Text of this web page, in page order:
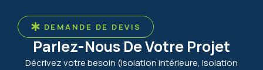
DEMANDE DE DEVIS
Parlez-Nous De Votre Projet
Décrivez votre besoin (isolation intérieure, isolation